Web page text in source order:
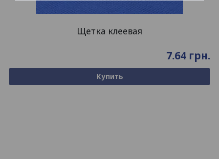
Щетка клеевая
7.64 грн.
Купить